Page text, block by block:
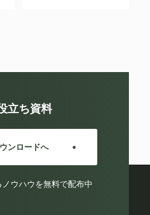
立ち資料
ンロードへ
ウハウを無料で配布中